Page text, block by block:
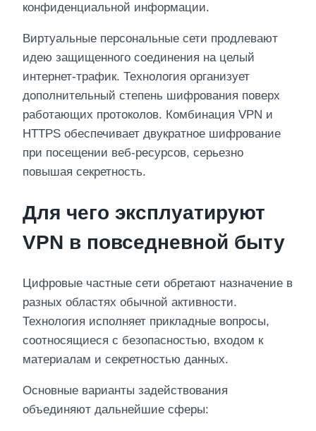
конфиденциальной информации.
Виртуальные персональные сети продлевают
идею защищенного соединения на целый
интернет-трафик. Технология организует
дополнительный степень шифрования поверх
работающих протоколов. Комбинация VPN и
HTTPS обеспечивает двукратное шифрование
при посещении веб-ресурсов, серьезно
повышая секретность.
Для чего эксплуатируют
VPN в повседневной быту
Цифровые частные сети обретают назначение в
разных областях обычной активности.
Технология исполняет прикладные вопросы,
соотносящиеся с безопасностью, входом к
материалам и секретностью данных.
Основные варианты задействования
объединяют дальнейшие сферы: